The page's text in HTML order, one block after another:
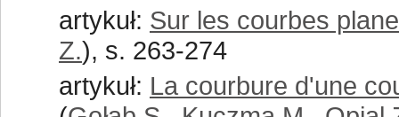
artykuł: Sur les courbes
Z.), s. 263-274
artykuł: La courbure d'une